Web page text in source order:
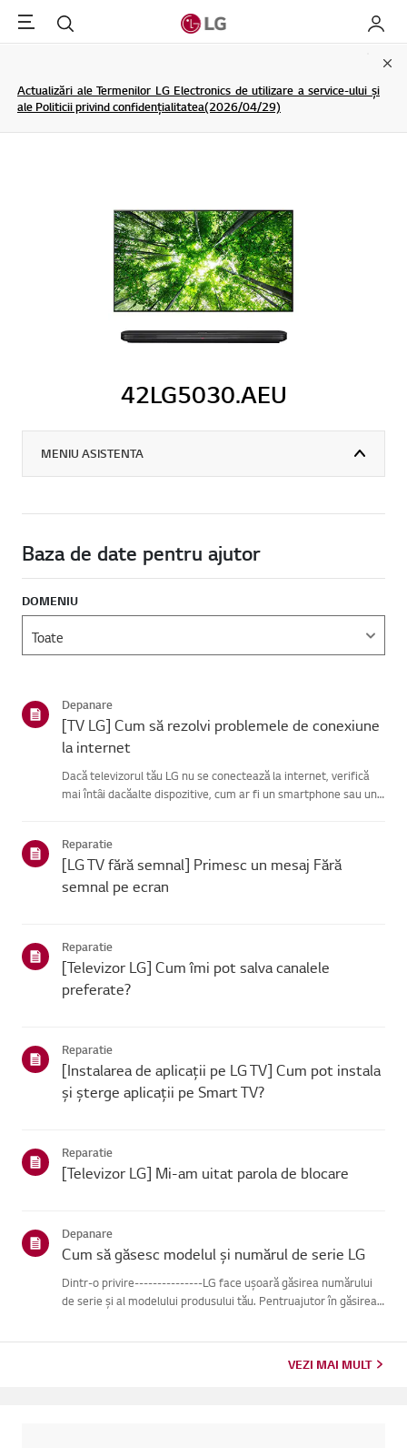
Menu Cautare My LG
Actualizări ale Termenilor LG Electronics de utilizare a service-ului și
ale Politicii privind confidențialitatea(2026/04/29)
42LG5030.AEU
MENIU ASISTENTA
Baza de date pentru ajutor
DOMENIU
Depanare
[TV LG] Cum să rezolvi problemele de conexiune
la internet
Dacă televizorul tău LG nu se conectează la internet, verifică
mai întâi dacăalte dispozitive, cum ar fi un smartphone sau un
Reparatie
[LG TV fără semnal] Primesc un mesaj Fără
semnal pe ecran
Reparatie
[Televizor LG] Cum îmi pot salva canalele
preferate?
Reparatie
[Instalarea de aplicații pe LG TV] Cum pot instala
și șterge aplicații pe Smart TV?
Reparatie
[Televizor LG] Mi-am uitat parola de blocare
Depanare
Cum să găsesc modelul și numărul de serie LG
Dintr-o privire---------------LG face ușoară găsirea numărului
de serie și al modelului produsului tău. Pentruajutor în găsirea
VEZI MAI MULT